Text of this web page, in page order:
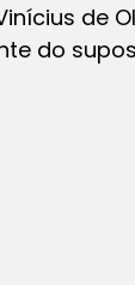
de
do